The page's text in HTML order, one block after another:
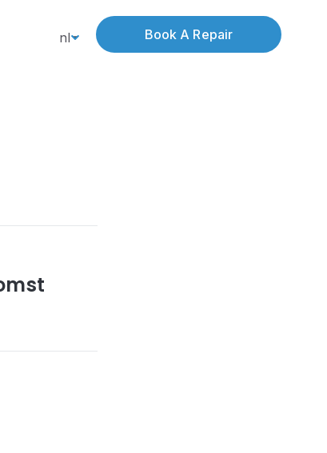
nl Book A Repair